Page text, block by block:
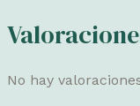
No hay